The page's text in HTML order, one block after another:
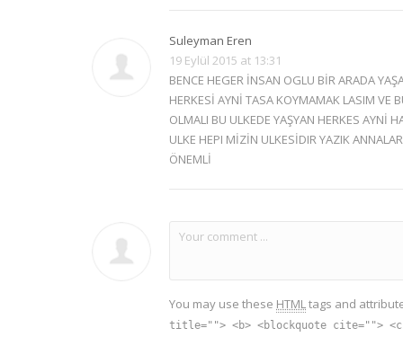
Suleyman Eren
19 Eylül 2015 at 13:31
BENCE HEGER İNSAN OGLU BİR ARADA
HERKESİ AYNİ TASA KOYMAMAK LASIM VE
OLMALI BU ULKEDE YAŞYAN HERKES AYNİ
ULKE HEPI MİZİN ULKESİDIR YAZIK
ÖNEMLİ
You may use these HTMLtags and
title=""> <b> <blockquote cite="">